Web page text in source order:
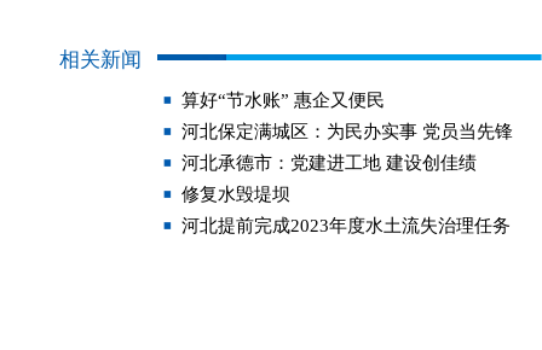
相关新闻
算好“节水账” 惠企又便民
河北保定满城区：为民办实事 党员当先锋
河北承德市：党建进工地 建设创佳绩
修复水毁堤坝
河北提前完成2023年度水土流失治理任务